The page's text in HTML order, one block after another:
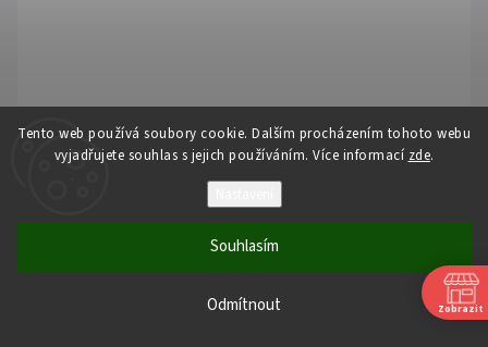
Tento web používá soubory cookie. Dalším procházením tohoto webu
vyjadřujete souhlas s jejich používáním. Více informací zde.
Odmítnout
Souhlasím
Zobrazit